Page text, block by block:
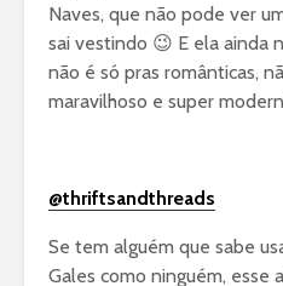
Naves, que não pode ver
sai vestindo 😉 E ela ainda
não é só pras românticas,
maravilhoso e super
@thriftsandthreads
Se tem alguém que sabe
Gales como ninguém, esse